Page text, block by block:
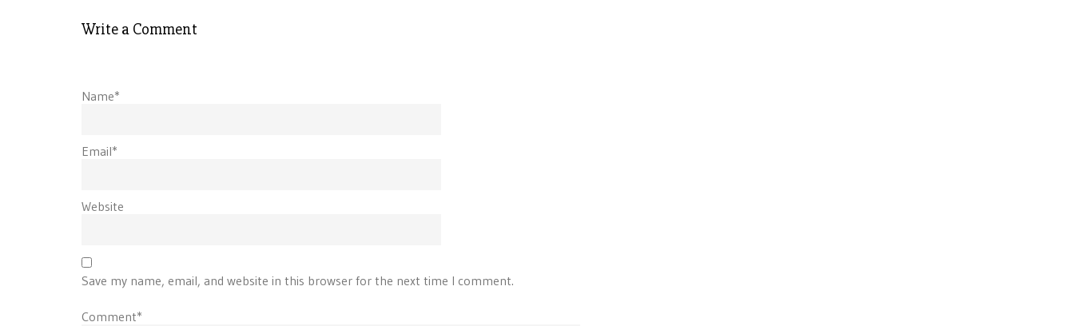
Write a Comment
Name*
Email*
Website
Save my name, email, and website in this browser for the next time I comment.
Comment*